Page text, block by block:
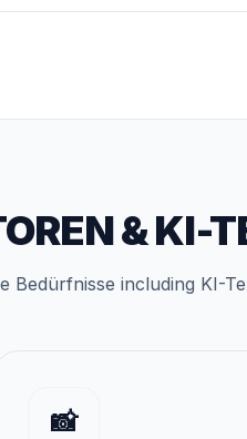
&KI-
Bedürfnisse including KI-
📸